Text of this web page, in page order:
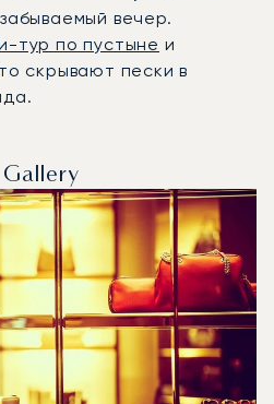
вечер.
тур по пустыне и
скрывают пески в